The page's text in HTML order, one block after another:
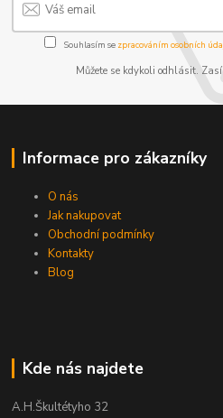
Souhlasím se zpracováním osobních
Můžete se kdykoli odhlásit.
Informace pro zákazníky
O nás
Jak nakupovat
Obchodní podmínky
Kontakty
Blog
Kde nás najdete
A.H.Škultétyho 32